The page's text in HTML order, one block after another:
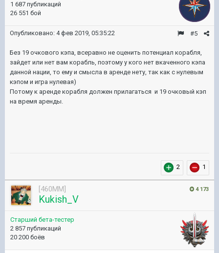
1 687 публикаций
26 551 бой
#5
Опубликовано: 4 фев 2019, 05:35:22
Без 19 очкового кэпа, всеравно не оценить потенциал корабля,
зайдет или нет вам корабль, поэтому у кого нет вкаченного кэпа
данной нации, то ему и смысла в аренде нету, так как с нулевым
кэпом и игра нулевая)
Потому к аренде корабля должен прилагаться и 19 очковый кэп
на время аренды.
2 1
4 173
[460MM]
Kukish_V
Старший бета-тестер
2 857 публикаций
20 200 боёв